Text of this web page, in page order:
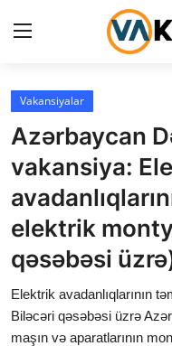
Login
Ana səhifə
Vakansiyalar
Maliyyə
Əlaqə
Xəbərlər
Vakansiyalar
Azərbaycan
vakansiya:
elektrik
qəsəbəsi
Elektrik avadanlıqlarının
Biləcəri qəsəbəsi üzrə
maşın və aparatlarının